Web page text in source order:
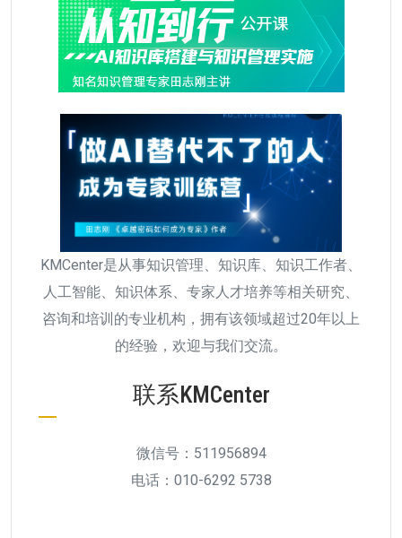
KMCenter是从事知识管理、知识库、知识工作者、
人工智能、知识体系、专家人才培养等相关研究、
咨询和培训的专业机构，拥有该领域超过20年以上
的经验，欢迎与我们交流。
联系KMCenter
微信号：511956894
电话：010-6292 5738